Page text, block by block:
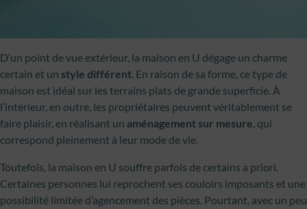
D’un point de vue extérieur, la maison en U dégage un charme
certain et un style différent. En raison de sa forme, ce type de
maison est idéal sur les terrains plats de grande superficie. À
l’intérieur, en outre, les propriétaires peuvent véritablement se
faire plaisir, en réalisant un aménagement sur mesure, qui
correspond pleinement à leur mode de vie.
Toutefois, la maison en U souffre parfois de certains a priori.
Certaines personnes lui reprochent ses couloirs imposants et une
possibilité limitée d’agencement des pièces. Pourtant, avec un peu